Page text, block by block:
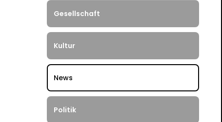
Gesellschaft
Kultur
News
Politik